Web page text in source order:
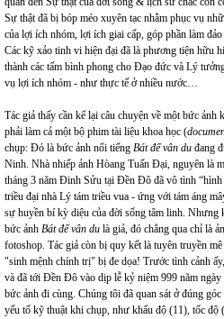
Sự thật đã bị bóp méo xuyên tạc nhằm phục vụ
của lợi ích nhóm, lợi ích giai cấp, góp phần làm
Các kỹ xảo tinh vi hiện đại đã là phương tiện hữu
thành các tấm bình phong cho Đạo đức và Lý
vụ lợi ích nhóm - như thực tế ở nhiều nước…
Tác giả thấy cần kể lại câu chuyện về một bức
phải làm cả một bộ phim tài liệu khoa học (
chụp: Đó là bức ảnh nổi tiếng Bát đế vân du đang
Ninh. Nhà nhiếp ảnh Hòang Tuấn Đại, nguyên là
tháng 3 năm Đinh Sửu tại Đền Đô đã vô tình
triều đại nhà Lý tám triều vua - ứng với tám áng
sự huyền bí kỳ diệu của đời sống tâm linh. Nhưng
bức ảnh Bát đế vân du là giả, đó chẳng qua chỉ là
fotoshop. Tác giả còn bị quy kết là tuyên truyền
"sinh mệnh chính trị" bị đe dọa! Trước tình cảnh
và đã tới Đền Đô vào dịp lễ kỷ niệm 999 năm
bức ảnh đi cùng. Chúng tôi đã quan sát ở đúng
yếu tố kỹ thuật khi chụp, như khẩu độ (11), tốc